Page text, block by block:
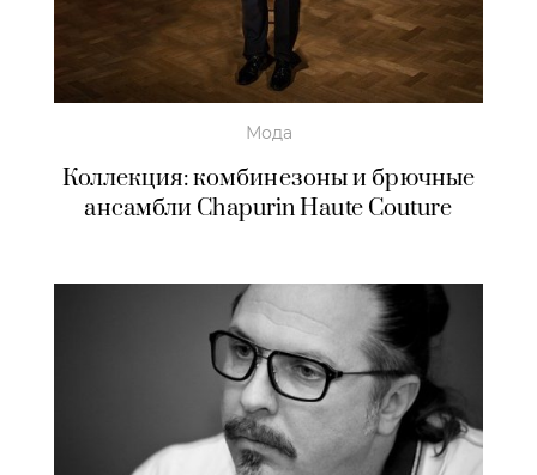
Мода
Коллекция: комбинезоны и брючные
ансамбли Chapurin Haute Couture